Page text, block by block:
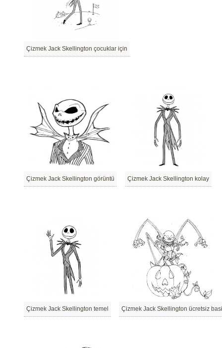
Çizmek Jack Skellington çocuklar için
Çizmek Jack Skellington görüntü Çizmek Jack Skellington kolay
Çizmek Jack Skellington temel Çizmek Jack Skellington ücretsiz